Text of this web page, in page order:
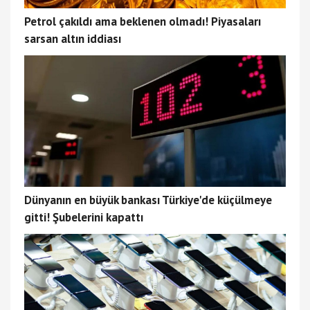
Petrol çakıldı ama beklenen olmadı! Piyasaları
sarsan altın iddiası
Dünyanın en büyük bankası Türkiye'de küçülmeye
gitti! Şubelerini kapattı